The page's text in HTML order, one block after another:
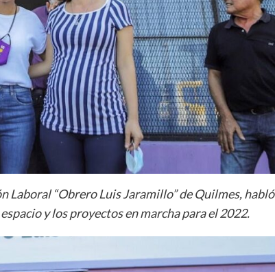
Laboral “Obrero Luis Jaramillo” de Quilmes, habló
y los proyectos en marcha para el 2022.